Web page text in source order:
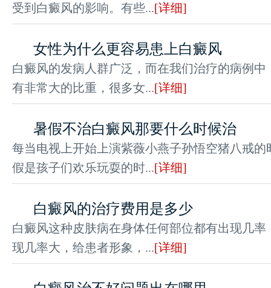
受到白癜风的影响。有些...[详细]
女性为什么更容易患上白癜风
白癜风的发病人群广泛，而在我们治疗的病例
有非常大的比重，很多女...[详细]
暑假不治白癜风那要什么时候治
每当电视上开始上演紫薇小燕子孙悟空猪八戒的
假是孩子们欢乐玩耍的时...[详细]
白癜风的治疗费用是多少
白癜风这种皮肤病在身体任何部位都有出现几
现几率大，给患者形象，...[详细]